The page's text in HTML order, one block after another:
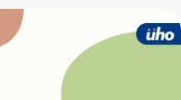
宵節之氣氛。為了配合年節
李麒伶，特別準備五彩繽紛
，一般湯圓大多是白色紅
食材準備了五色喜氣的糯米